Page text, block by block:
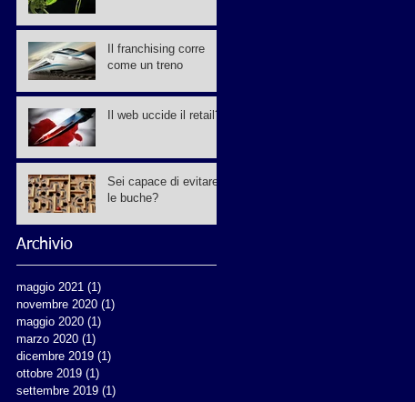
Il franchising corre
come un treno
Il web uccide il retail?
Sei capace di evitare
le buche?
Archivio
maggio 2021 (1)
novembre 2020 (1)
maggio 2020 (1)
marzo 2020 (1)
dicembre 2019 (1)
ottobre 2019 (1)
settembre 2019 (1)